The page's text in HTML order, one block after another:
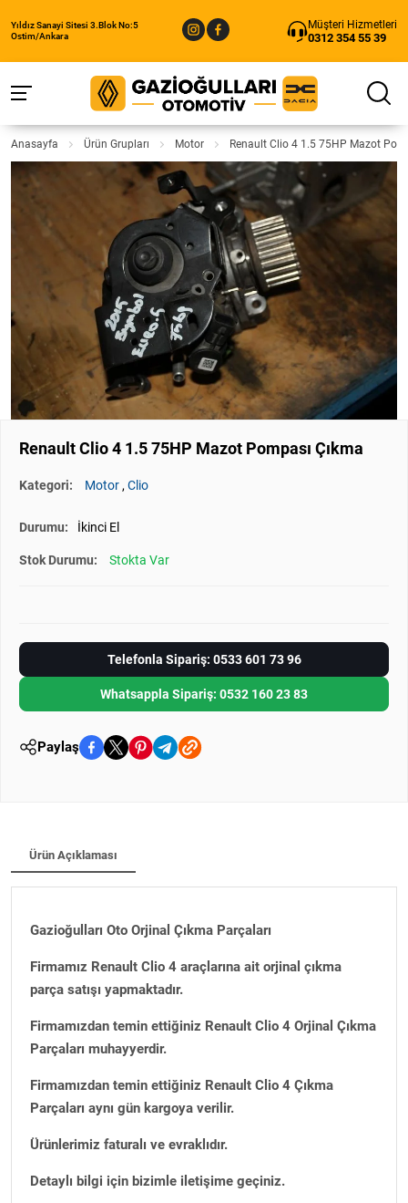
Yıldız Sanayi Sitesi 3.Blok No:5
Ostim/Ankara
Müşteri Hizmetleri
0312 354 55 39
Anasayfa Ürün Grupları Motor Renault Clio 4 1.5 75HP Mazot
Renault Clio 4 1.5 75HP Mazot Pompası Çıkma
Kategori: Motor , Clio
Durumu: İkinci El
Stok Durumu: Stokta Var
Telefonla Sipariş: 0533 601 73 96
Whatsappla Sipariş: 0532 160 23 83
Paylaş
Ürün Açıklaması
Gazioğulları Oto Orjinal Çıkma Parçaları
Firmamız Renault Clio 4 araçlarına ait orjinal çıkma
parça satışı yapmaktadır.
Firmamızdan temin ettiğiniz Renault Clio 4 Orjinal Çıkma
Parçaları muhayyerdir.
Firmamızdan temin ettiğiniz Renault Clio 4 Çıkma
Parçaları aynı gün kargoya verilir.
Ürünlerimiz faturalı ve evraklıdır.
Detaylı bilgi için bizimle iletişime geçiniz.